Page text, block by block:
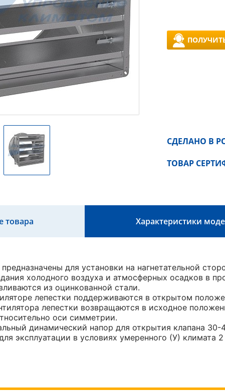
СДЕЛАНО В
ТОВАР
товара Характеристики
для установки на нагнетательной
холодного воздуха и атмосферных осадков в
из оцинкованной стали.
лепестки поддерживаются в открытом
лепестки возвращаются в исходное
оси симметрии.
динамический напор для открытия клапана 30-
эксплуатации в условиях умеренного (У) климата